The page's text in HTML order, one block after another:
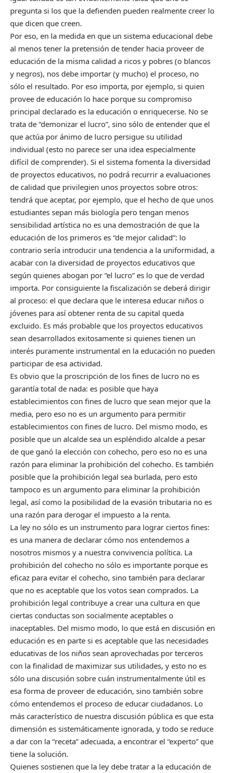
pregunta si los que la defienden pueden realmente creer lo
que dicen que creen.
Por eso, en la medida en que un sistema educacional debe
al menos tener la pretensión de tender hacia proveer de
educación de la misma calidad a ricos y pobres (o blancos
y negros), nos debe importar (y mucho) el proceso, no
sólo el resultado. Por eso importa, por ejemplo, si quien
provee de educación lo hace porque su compromiso
principal declarado es la educación o enriquecerse. No se
trata de “demonizar el lucro”, sino sólo de entender que el
que actúa por ánimo de lucro persigue su utilidad
individual (esto no parece ser una idea especialmente
difícil de comprender). Si el sistema fomenta la diversidad
de proyectos educativos, no podrá recurrir a evaluaciones
de calidad que privilegien unos proyectos sobre otros:
tendrá que aceptar, por ejemplo, que el hecho de que unos
estudiantes sepan más biología pero tengan menos
sensibilidad artística no es una demostración de que la
educación de los primeros es “de mejor calidad”: lo
contrario sería introducir una tendencia a la uniformidad, a
acabar con la diversidad de proyectos educativos que
según quienes abogan por “el lucro” es lo que de verdad
importa. Por consiguiente la fiscalización se deberá dirigir
al proceso: el que declara que le interesa educar niños o
jóvenes para así obtener renta de su capital queda
excluido. Es más probable que los proyectos educativos
sean desarrollados exitosamente si quienes tienen un
interés puramente instrumental en la educación no pueden
participar de esa actividad.
Es obvio que la proscripción de los fines de lucro no es
garantía total de nada: es posible que haya
establecimientos con fines de lucro que sean mejor que la
media, pero eso no es un argumento para permitir
establecimientos con fines de lucro. Del mismo modo, es
posible que un alcalde sea un espléndido alcalde a pesar
de que ganó la elección con cohecho, pero eso no es una
razón para eliminar la prohibición del cohecho. Es también
posible que la prohibición legal sea burlada, pero esto
tampoco es un argumento para eliminar la prohibición
legal, así como la posibilidad de la evasión tributaria no es
una razón para derogar el impuesto a la renta.
La ley no sólo es un instrumento para lograr ciertos fines:
es una manera de declarar cómo nos entendemos a
nosotros mismos y a nuestra convivencia política. La
prohibición del cohecho no sólo es importante porque es
eficaz para evitar el cohecho, sino también para declarar
que no es aceptable que los votos sean comprados. La
prohibición legal contribuye a crear una cultura en que
ciertas conductas son socialmente aceptables o
inaceptables. Del mismo modo, lo que está en discusión en
educación es en parte si es aceptable que las necesidades
educativas de los niños sean aprovechadas por terceros
con la finalidad de maximizar sus utilidades, y esto no es
sólo una discusión sobre cuán instrumentalmente útil es
esa forma de proveer de educación, sino también sobre
cómo entendemos el proceso de educar ciudadanos. Lo
más característico de nuestra discusión pública es que esta
dimensión es sistemáticamente ignorada, y todo se reduce
a dar con la “receta” adecuada, a encontrar el “experto” que
tiene la solución.
Quienes sostienen que la ley debe tratar a la educación de